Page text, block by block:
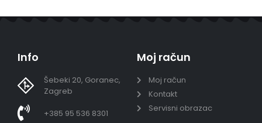
Info
Šebeki 20, Goranec,
Zagreb
+385 95 536 8301
Moj račun
Moj račun
Kontakt
Servisni obrazac